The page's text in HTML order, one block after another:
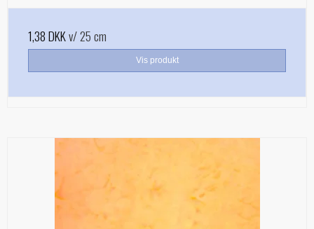
1,38 DKKv/ 25 cm
Vis produkt